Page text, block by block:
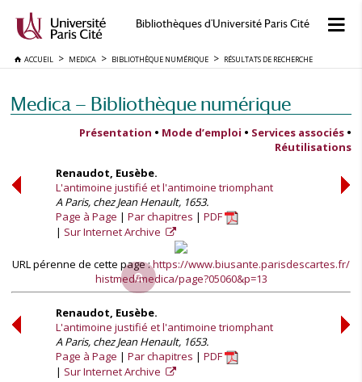
Bibliothèques d'Université Paris Cité
ACCUEIL MEDICA BIBLIOTHÈQUE NUMÉRIQUE RÉSULTATS DE RECHERCHE
Medica — Bibliothèque numérique
Présentation • Mode d’emploi • Services associés •
Réutilisations
Renaudot, Eusèbe.
L'antimoine justifié et l'antimoine triomphant
A Paris, chez Jean Henault, 1653.
Page à Page
Par chapitres
PDF
Sur Internet Archive
URL pérenne de cette page :https://www.biusante.parisdescartes.fr/
histmed/medica/page?05060&p=13
Renaudot, Eusèbe.
L'antimoine justifié et l'antimoine triomphant
A Paris, chez Jean Henault, 1653.
Page à Page
Par chapitres
PDF
Sur Internet Archive